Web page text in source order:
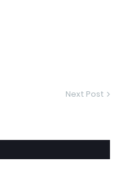
Next Post